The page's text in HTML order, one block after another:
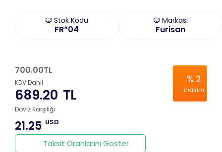
Stok Kodu
FR*04
Markası
Furisan
% 2
İndirim
700.00TL
689.20 TL
KDV Dahil
Döviz Karşılığı
21.25 USD
Taksit Oranlarını Göster